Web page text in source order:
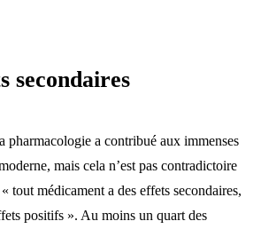
secondaires
pharmacologie a contribué aux immenses
mais cela n’est pas contradictoire
tout médicament a des effets secondaires,
positifs ». Au moins un quart des